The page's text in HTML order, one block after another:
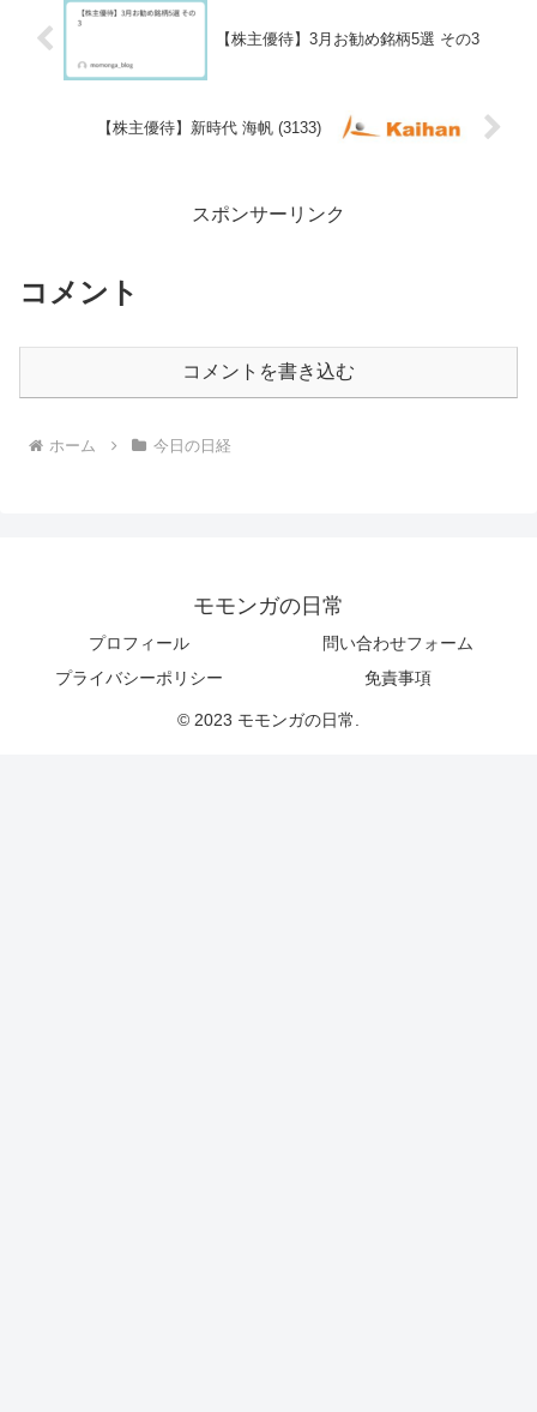
【株主優待】3月お勧め銘柄5選 その3
【株主優待】新時代 海帆 (3133)
スポンサーリンク
コメント
コメントを書き込む
ホーム 今日の日経
モモンガの日常
プロフィール
問い合わせフォーム
プライバシーポリシー
免責事項
© 2023 モモンガの日常.